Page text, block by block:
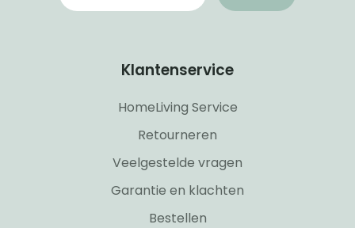
Klantenservice
HomeLiving Service
Retourneren
Veelgestelde vragen
Garantie en klachten
Bestellen